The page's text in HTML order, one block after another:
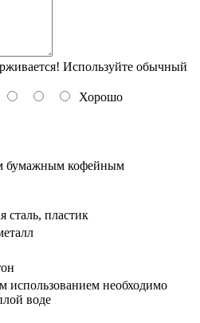
Используйте обычный
Хорошо
бумажным кофейным
сталь, пластик
использованием необходимо
воде